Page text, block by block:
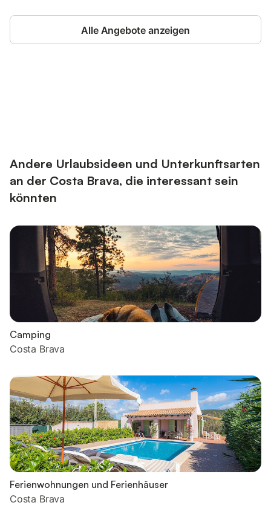
Alle Angebote anzeigen
Andere Urlaubsideen und Unterkunftsarten
an der Costa Brava, die interessant sein
könnten
Camping
Costa Brava
Ferienwohnungen und Ferienhäuser
Costa Brava